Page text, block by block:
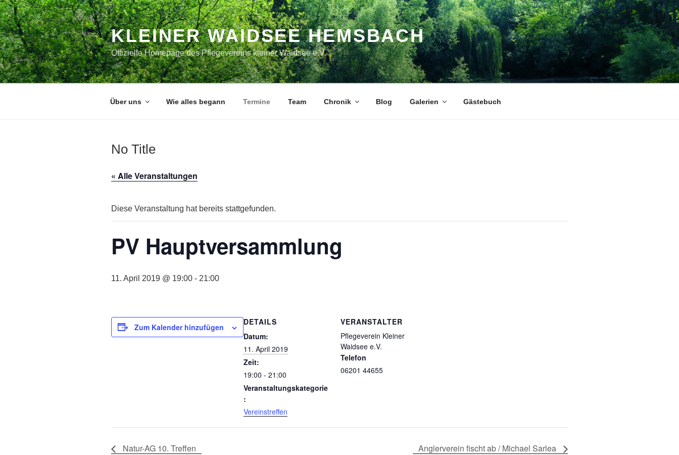
Zum
Inhalt
springen
KLEINER WAIDSEE HEMSBACH
Offizielle Homepage des Pflegevereins kleiner Waidsee e.V.
Über uns Wie alles begann Termine Team Chronik Blog Galerien Gästebuch
No Title
« Alle Veranstaltungen
Diese Veranstaltung hat bereits stattgefunden.
PV Hauptversammlung
11. April 2019 @ 19:00 - 21:00
Zum Kalender hinzufügen
DETAILS
Datum:
11. April 2019
Zeit:
19:00 - 21:00
Veranstaltungskategorie
:
Vereinstreffen
VERANSTALTER
Pflegeverein Kleiner
Waidsee e.V.
Telefon
06201 44655
Natur-AG 10. Treffen Anglerverein fischt ab / Michael Sarlea